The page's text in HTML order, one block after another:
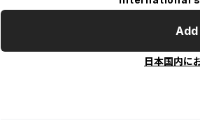
日本国内に